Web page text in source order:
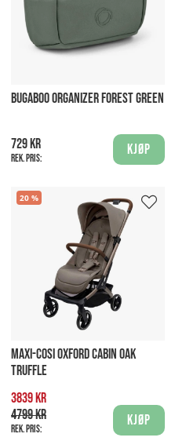
BUGABOO ORGANIZER FOREST GREEN
729 kr
Rek. pris:
Kjøp
20
MAXI-COSI OXFORD CABIN OAK
TRUFFLE
3839 kr
4799 kr
Rek. pris:
Kjøp